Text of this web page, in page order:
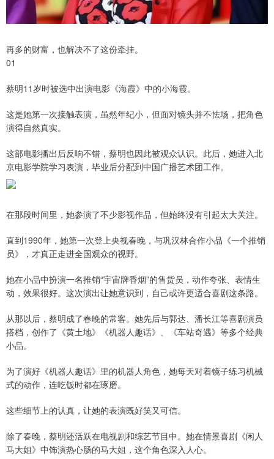
再多的财富，也解决不了这份牵挂。
01
蔡明11岁时被选中出演电影《海霞》中的小海霞。
这是她第一次接触表演，虽然年纪小，但面对镜头并不怯场，把角色
演得自然真实。
这部电影播出后反响不错，蔡明也因此被观众认识。此后，她进入北
京电影学院学习表演，毕业后分配到中国广播艺术团工作。
在那段时间里，她参演了不少影视作品，但始终没有引起太大关注。
直到1990年，她第一次登上央视春晚，与巩汉林合作小品《一个推销
员》，才真正走进全国观众的视野。
她在小品中扮演一名推销“宇宙牌香烟”的售货员，动作夸张、表情生
动，效果很好。这次演出让她意识到，自己或许更适合喜剧这条路。
从那以后，蔡明成了春晚的常客。她先后与郭达、潘长江等喜剧演员
搭档，创作了《黄土地》《机器人趣话》、《车站奇遇》等多个经典
小品。
为了演好《机器人趣话》里的机器人角色，她每天对着镜子练习机械
式的动作，连吃饭时都在琢磨。
这些细节上的认真，让她的表演既好笑又可信。
除了春晚，蔡明还活跃在电视剧和综艺节目中。她在情景喜剧《闲人
马大姐》中饰演热心肠的马大姐，这个角色深入人心。